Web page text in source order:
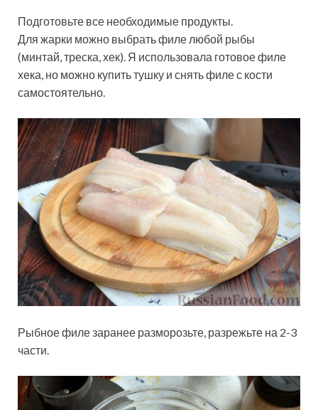
Подготовьте все необходимые продукты.
Для жарки можно выбрать филе любой рыбы
(минтай, треска, хек). Я использовала готовое филе
хека, но можно купить тушку и снять филе с кости
самостоятельно.
Рыбное филе заранее разморозьте, разрежьте на 2-3
части.